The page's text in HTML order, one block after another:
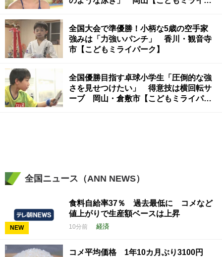
全国大会で準優勝！小柄な5歳の空手家
強みは「力強いパンチ」 香川・観音寺
市【こどもミライパーク】
全国優勝目指す卓球小学生「圧倒的な強
さを見せつけたい」 得意技は横回転サ
ーブ 岡山・倉敷市【こどもミライパー
全国ニュース（ANN NEWS）
NEW
食料自給率37％ 過去最低に コメなど
値上がりで生産額ベースは上昇
10分前 経済
コメ平均価格 1年10カ月ぶり3100円